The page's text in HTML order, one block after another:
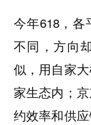
今年618，
不同，方向
似，用自家
家生态内；
约效率和供